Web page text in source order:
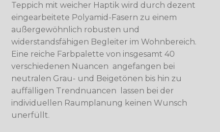
Teppich mit weicher Haptik wird durch dezent
eingearbeitete Polyamid-Fasern zu einem
außergewöhnlich robusten und
widerstandsfähigen Begleiter im Wohnbereich.
Eine reiche Farbpalette von insgesamt 40
verschiedenen Nuancen  angefangen bei
neutralen Grau- und Beigetönen bis hin zu
auffälligen Trendnuancen  lassen bei der
individuellen Raumplanung keinen Wunsch
unerfüllt.